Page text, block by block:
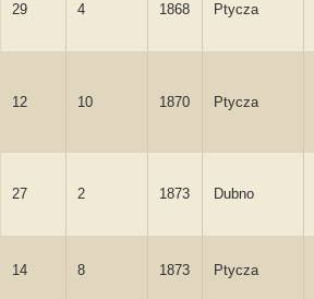
29 4 1868 Ptycza
12 10 1870 Ptycza
27 2 1873 Dubno
14 8 1873 Ptycza